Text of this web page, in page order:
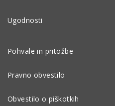
Ugodnosti
Pohvale in pritožbe
Pravno obvestilo
Obvestilo o piškotkih